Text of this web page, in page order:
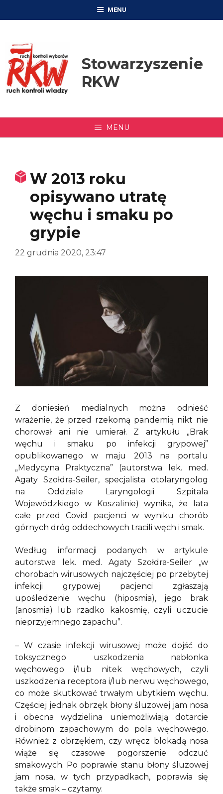
MENU
Stowarzyszenie
RKW
MENU
W 2013 roku
opisywano utratę
węchu i smaku po
grypie
22 grudnia 2020, 23:47
Z doniesień medialnych można odnieść
wrażenie, że przed rzekomą pandemią nikt nie
chorował ani nie umierał. Z artykułu „Brak
węchu i smaku po infekcji grypowej”
opublikowanego w maju 2013 na portalu
„Medycyna Praktyczna” (autorstwa lek. med.
Agaty Szołdra-Seiler, specjalista otolaryngolog
na Oddziale Laryngologii Szpitala
Wojewódzkiego w Koszalinie) wynika, że lata
całe przed Covid pacjenci w wyniku chorób
górnych dróg oddechowych tracili węch i smak.
Według informacji podanych w artykule
autorstwa lek. med. Agaty Szołdra-Seiler „w
chorobach wirusowych najczęściej po przebytej
infekcji grypowej pacjenci zgłaszają
upośledzenie węchu (hiposmia), jego brak
(anosmia) lub rzadko kakosmię, czyli uczucie
nieprzyjemnego zapachu”.
– W czasie infekcji wirusowej może dojść do
toksycznego uszkodzenia nabłonka
węchowego i/lub nitek węchowych, czyli
uszkodzenia receptora i/lub nerwu węchowego,
co może skutkować trwałym ubytkiem węchu.
Częściej jednak obrzęk błony śluzowej jam nosa
i obecna wydzielina uniemożliwiają dotarcie
drobinom zapachowym do pola węchowego.
Również z obrzękiem, czy wręcz blokadą nosa
wiąże się czasowe pogorszenie odczuć
smakowych. Po poprawie stanu błony śluzowej
jam nosa, w tych przypadkach, poprawia się
także smak – czytamy.